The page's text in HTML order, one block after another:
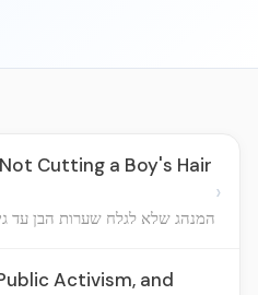
Cutting a Boy's Hair
המנהג שלא לגלח שערות הבן עד
›
Activism, and